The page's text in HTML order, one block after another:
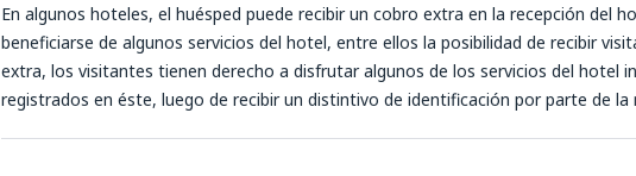
En algunos hoteles, el huésped puede recibir un cobro extra en la recepción del
beneficiarse de algunos servicios del hotel, entre ellos la posibilidad de recibir
extra, los visitantes tienen derecho a disfrutar algunos de los servicios del hotel
registrados en éste, luego de recibir un distintivo de identificación por parte de la